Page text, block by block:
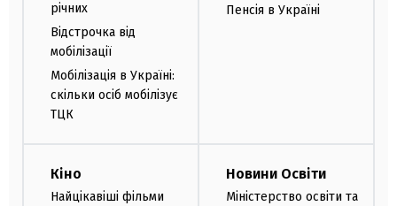
річних
Відстрочка від
мобілізації
Мобілізація в Україні:
скільки осіб мобілізує
ТЦК
Пенсія в Україні
Кіно
Найцікавіші фільми
Новини Освіти
Міністерство освіти та